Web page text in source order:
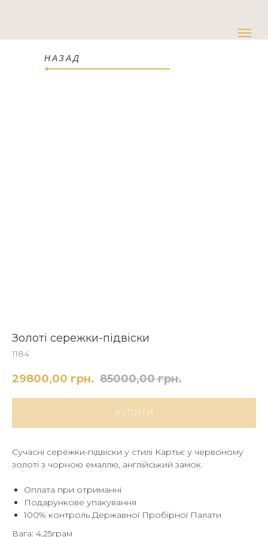
НАЗАД
Золоті сережки-підвіски
1184
29800,00 грн. 85000,00 грн.
КУПИТИ
Сучасні сережки-підвіски у стилі Картьє у червоному
золоті з чорною емаллю, англійський замок.
Оплата при отриманні
Подарункове упакування
100% контроль Державної Пробірної Палати
Вага: 4,25грам